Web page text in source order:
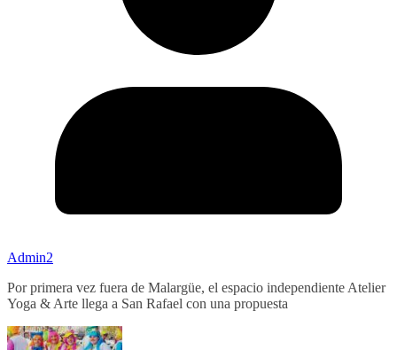
Admin2
Por primera vez fuera de Malargüe, el espacio independiente Atelier
Yoga & Arte llega a San Rafael con una propuesta